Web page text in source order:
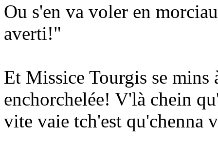
Ou s'en va voler en
averti!"
Et Missice Tourgis se
enchorchelée! V'là chein
vite vaie tch'est qu'chenna